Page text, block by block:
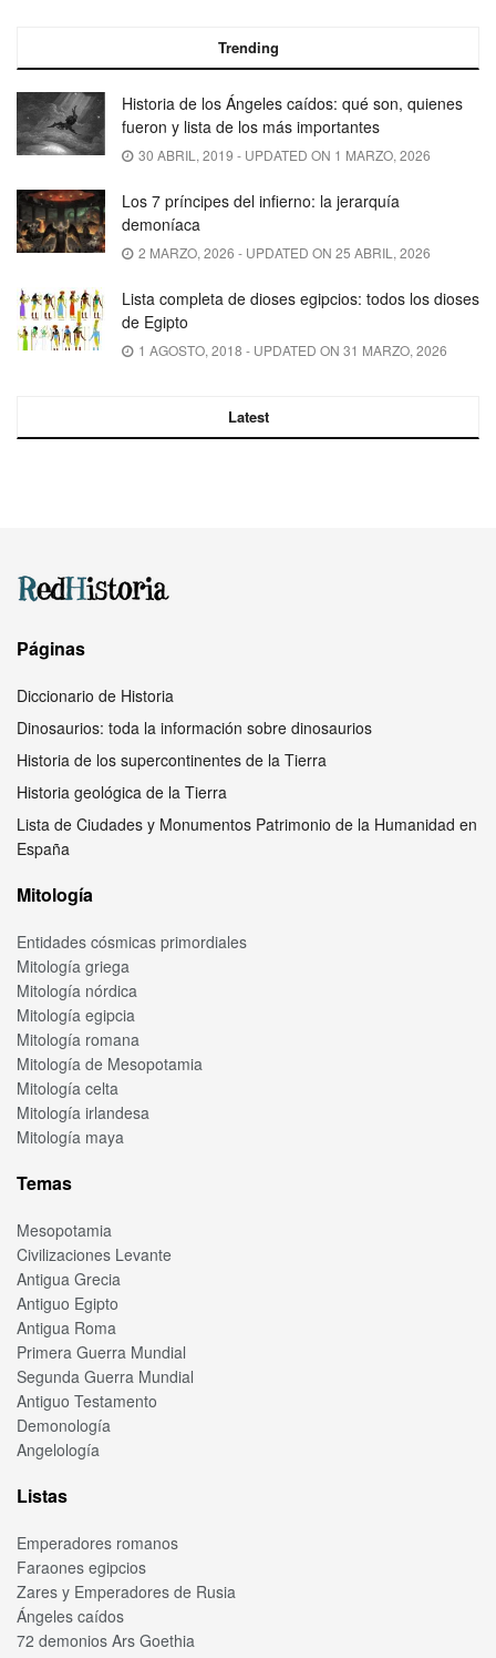
Trending
Historia de los Ángeles caídos: qué son, quienes
fueron y lista de los más importantes
30 ABRIL, 2019 - UPDATED ON 1 MARZO, 2026
Los 7 príncipes del infierno: la jerarquía
demoníaca
2 MARZO, 2026 - UPDATED ON 25 ABRIL, 2026
Lista completa de dioses egipcios: todos los dioses
de Egipto
1 AGOSTO, 2018 - UPDATED ON 31 MARZO, 2026
Latest
Páginas
Diccionario de Historia
Dinosaurios: toda la información sobre dinosaurios
Historia de los supercontinentes de la Tierra
Historia geológica de la Tierra
Lista de Ciudades y Monumentos Patrimonio de la Humanidad en
España
Mitología
Entidades cósmicas primordiales
Mitología griega
Mitología nórdica
Mitología egipcia
Mitología romana
Mitología de Mesopotamia
Mitología celta
Mitología irlandesa
Mitología maya
Temas
Mesopotamia
Civilizaciones Levante
Antigua Grecia
Antiguo Egipto
Antigua Roma
Primera Guerra Mundial
Segunda Guerra Mundial
Antiguo Testamento
Demonología
Angelología
Listas
Emperadores romanos
Faraones egipcios
Zares y Emperadores de Rusia
Ángeles caídos
72 demonios Ars Goethia